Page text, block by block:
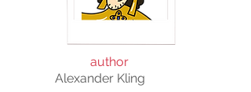
author
Alexander Kling